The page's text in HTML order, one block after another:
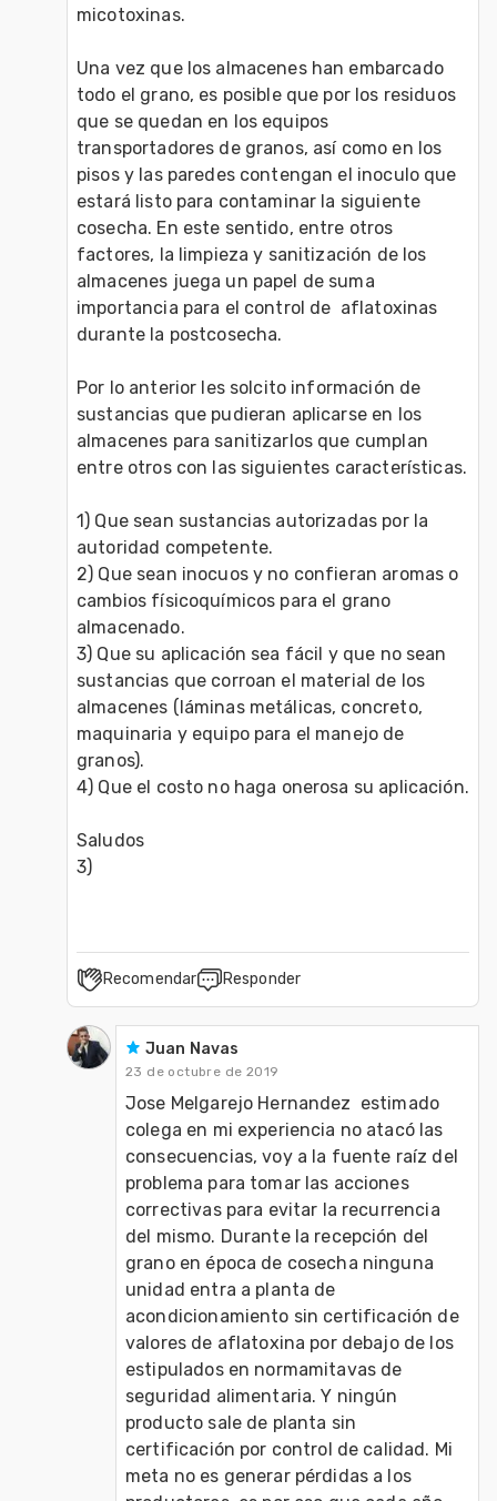
micotoxinas.
Una vez que los almacenes han embarcado
todo el grano, es posible que por los residuos
que se quedan en los equipos
transportadores de granos, así como en los
pisos y las paredes contengan el inoculo que
estará listo para contaminar la siguiente
cosecha. En este sentido, entre otros
factores, la limpieza y sanitización de los
almacenes juega un papel de suma
importancia para el control de  aflatoxinas
durante la postcosecha.
Por lo anterior les solcito información de
sustancias que pudieran aplicarse en los
almacenes para sanitizarlos que cumplan
entre otros con las siguientes características.
1) Que sean sustancias autorizadas por la
autoridad competente.
2) Que sean inocuos y no confieran aromas o
cambios físicoquímicos para el grano
almacenado.
3) Que su aplicación sea fácil y que no sean
sustancias que corroan el material de los
almacenes (láminas metálicas, concreto,
maquinaria y equipo para el manejo de
granos).
4) Que el costo no haga onerosa su aplicación.
Saludos
Recomendar Responder
Juan Navas
23 de octubre de 2019
Jose Melgarejo Hernandez  estimado
colega en mi experiencia no atacó las
consecuencias, voy a la fuente raíz del
problema para tomar las acciones
correctivas para evitar la recurrencia
del mismo. Durante la recepción del
grano en época de cosecha ninguna
unidad entra a planta de
acondicionamiento sin certificación de
valores de aflatoxina por debajo de los
estipulados en normamitavas de
seguridad alimentaria. Y ningún
producto sale de planta sin
certificación por control de calidad. Mi
meta no es generar pérdidas a los